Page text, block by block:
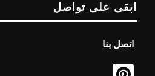
ابقى على تواصل
اتصل بنا